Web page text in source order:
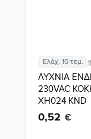
Κωδικός:
ΛΥΧΝΙΑ
230VAC
XH024 KND
0,52 €
Ελάχ. 10 τεμ.